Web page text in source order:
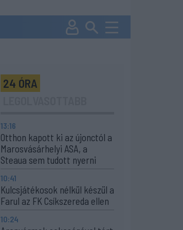
24 ÓRA
13:16
Otthon kapott ki az újonctól a
Marosvásárhelyi ASA, a
Steaua sem tudott nyerni
10:41
Kulcsjátékosok nélkül készül a
Farul az FK Csíkszereda ellen
10:24